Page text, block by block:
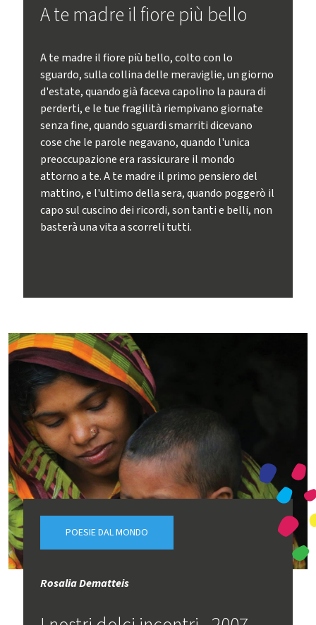
A te madre il fiore più bello
A te madre il fiore più bello, colto con lo
sguardo, sulla collina delle meraviglie, un giorno
d'estate, quando già faceva capolino la paura di
perderti, e le tue fragilità riempivano giornate
senza fine, quando sguardi smarriti dicevano
cose che le parole negavano, quando l'unica
preoccupazione era rassicurare il mondo
attorno a te. A te madre il primo pensiero del
mattino, e l'ultimo della sera, quando poggerò il
capo sul cuscino dei ricordi, son tanti e belli, non
basterà una vita a scorreli tutti.
POESIE DAL MONDO
Rosalia Dematteis